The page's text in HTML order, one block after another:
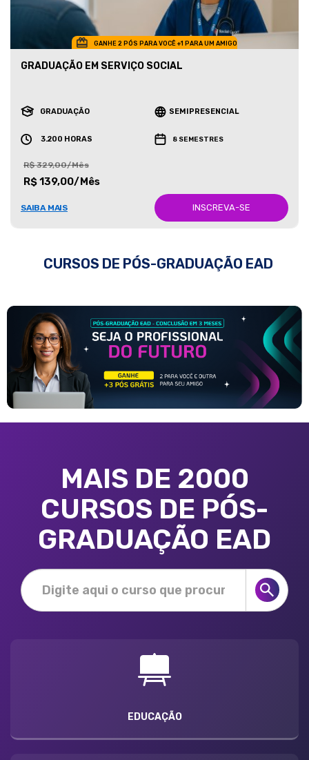
GANHE 2 PÓS PARA VOCÊ +1 PARA UM AMIGO
GRADUAÇÃO EM SERVIÇO SOCIAL
GRADUAÇÃO SEMIPRESENCIAL
3.200 HORAS 8 SEMESTRES
R$ 329,00/Mês
R$ 139,00/Mês
SAIBA MAIS INSCREVA-SE
CURSOS DE PÓS-GRADUAÇÃO EAD
MAIS DE 2000
CURSOS DE PÓS-
GRADUAÇÃO EAD
EDUCAÇÃO